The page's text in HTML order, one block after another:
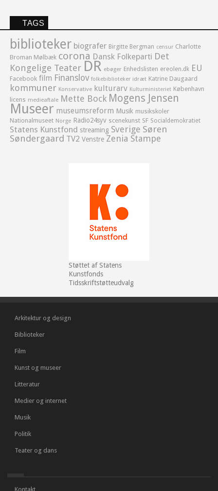
TAGS
biblioteker biografer Birgitte Bergman censur Charlotte
Broman Mølbæk corona Dansk Folkeparti Det
Kongelige Teater DR ebøger Enhedslisten ereolen.dk EU
Facebook film Finanslov folkebiblioteker idræt Katrine Daugaard
kommuner Konservative kulturarv Kulturministeriet København
licens medieaftale Mette Bock Mogens Jensen
Museer museumsreform Musik musikskoler
Nationalmuseet Norge Radio24syv scenekunst SF Socialdemokratiet
Statens Kunstfond streaming Sverige Søren
Søndergaard TV2 Venstre Zenia Stampe
Støttet af Statens
Kunstfonds
Tidsskriftstøtteudvalg
Arkitektur og design
Biblioteker
Film
Kunst og museer
Litteratur
Medier og internet
Musik
Politik
Teater og dans
Kontakt